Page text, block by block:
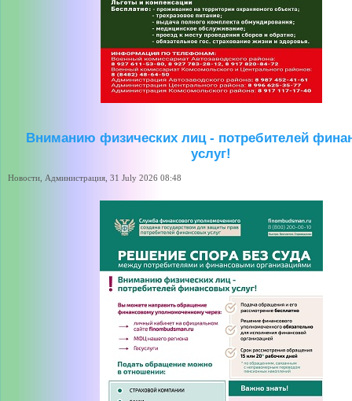
Вниманию физических лиц - потребителей
услуг!
Новости, Администрация, 31 July 2026 08:48